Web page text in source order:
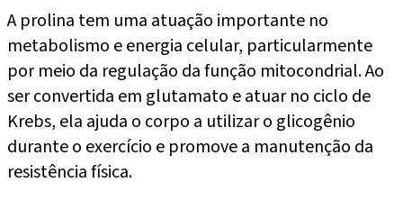
A prolina tem uma atuação importante no
metabolismo e energia celular, particularmente
por meio da regulação da função mitocondrial. Ao
ser convertida em glutamato e atuar no ciclo de
Krebs, ela ajuda o corpo a utilizar o glicogênio
durante o exercício e promove a manutenção da
resistência física.